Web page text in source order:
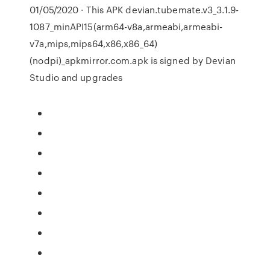
01/05/2020 · This APK devian.tubemate.v3_3.1.9-
1087_minAPI15(arm64-v8a,armeabi,armeabi-
v7a,mips,mips64,x86,x86_64)
(nodpi)_apkmirror.com.apk is signed by Devian
Studio and upgrades